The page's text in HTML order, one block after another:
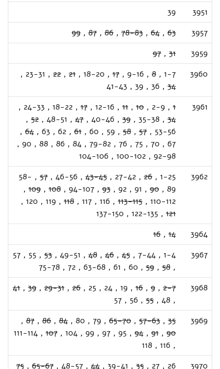
3951
39
3957
63
,
64
,
78-83
,
86
,
87
,
99
3959
31
,
97
3960
1-7
,
8
,
9-16
,
17
,
18-20
,
21
,
22
,
23-31
,
34
,
36
,
39
,
41-43
3961
1
,
2-9
,
10
,
11
,
12-16
,
17
,
18-22
,
24-33
,
34
,
35-38
,
39
,
40-46
,
47
,
48-51
,
52
,
53-56
,
57
,
58
,
59
,
60
,
61
,
62
,
63
,
64
,
67
,
70
,
75
,
76
,
79-82
,
84
,
86
,
88
,
90
,
92-98
,
100-102
,
104-106
3962
1-25
,
26
,
27-42
,
43-45
,
46-56
,
57
,
58-
89
,
90
,
91
,
92
,
93
,
94-107
,
108
,
109
,
110-112
,
113-115
,
116
,
117
,
118
,
119
,
120
,
121
,
122-135
,
137-150
3964
14
,
16
3967
1-4
,
7-44
,
45
,
46
,
48
,
49-51
,
53
,
55
,
57
,
58
,
59
,
60
,
61
,
63-68
,
72
,
75-78
3968
2-7
,
9
,
16
,
19
,
24
,
25
,
26
,
29-31
,
39
,
41
,
48
,
55
,
56
,
57
3969
35
,
57-63
,
65-70
,
79
,
80
,
84
,
86
,
87
,
90
,
91
,
94
,
95
,
97
,
99
,
104
,
107
,
111-114
,
116
,
118
3970
26
,
27
,
35
,
39-41
,
44
,
48-57
,
65-67
,
75